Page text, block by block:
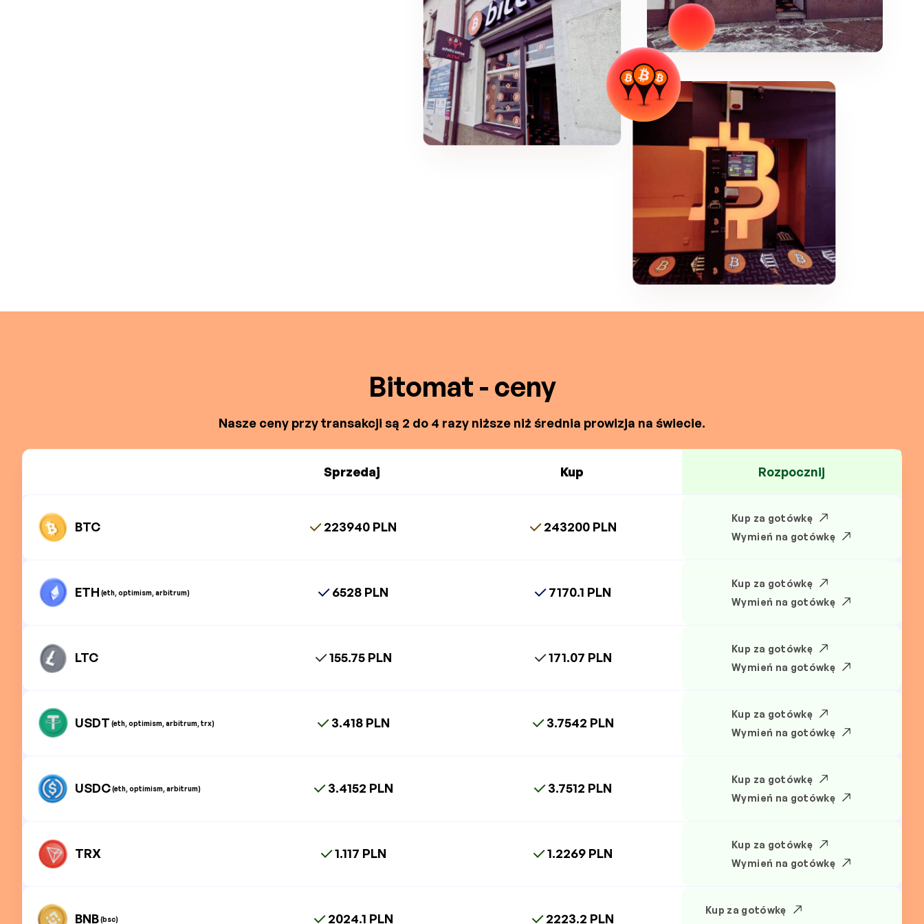
Bitomat - ceny
Nasze ceny przy transakcji są 2 do 4 razy niższe niż średnia prowizja na świecie.
Sprzedaj Kup Rozpocznij
BTC 223940 PLN 243200 PLN
Kup za gotówkę
Wymień na gotówkę
ETH (eth, optimism, arbitrum) 6528 PLN 7170.1 PLN
Kup za gotówkę
Wymień na gotówkę
LTC 155.75 PLN 171.07 PLN
Kup za gotówkę
Wymień na gotówkę
USDT (eth, optimism, arbitrum, trx) 3.418 PLN 3.7542 PLN
Kup za gotówkę
Wymień na gotówkę
USDC(eth, optimism, arbitrum) 3.4152 PLN 3.7512 PLN
Kup za gotówkę
Wymień na gotówkę
TRX 1.117 PLN 1.2269 PLN
Kup za gotówkę
Wymień na gotówkę
BNB(bsc) 2024.1 PLN 2223.2 PLN
Kup za gotówkę